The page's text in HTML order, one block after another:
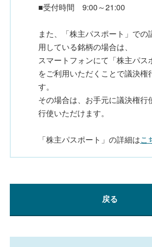
■受付時間 9:00～21:00
また、「株主パスポート」での
用している銘柄の場合は、
スマートフォンにて「株主パス
をご利用いただくことで議決権
す。
その場合は、お手元に議決権行
行使いただけます。
「株主パスポート」の詳細はこ
戻る